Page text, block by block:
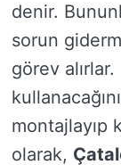
denir.
sorun
görev
montajlayıp
olarak,